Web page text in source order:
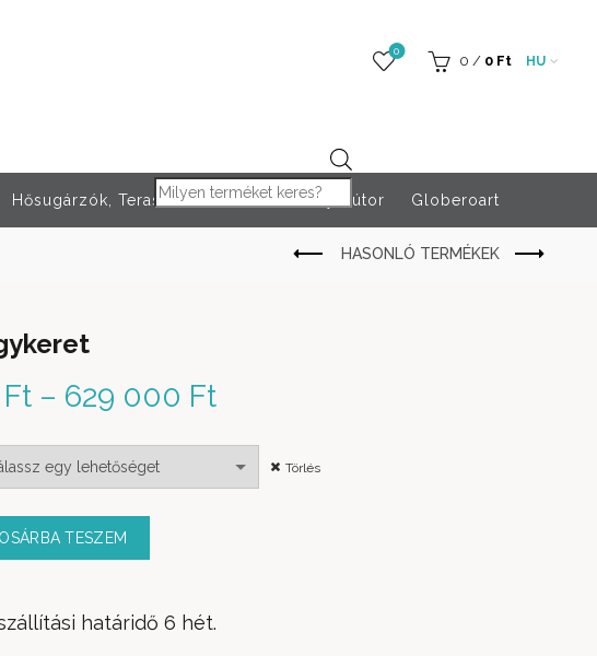
Products search
0
0 / 0 Ft HU
Hősugárzók, Teraszfűtés Rendezvény bútor Globeroart
Ft – 629 000 Ft
000 Ft - 629 000 Ft
Törlés
TESZEM
határidő 6 hét.